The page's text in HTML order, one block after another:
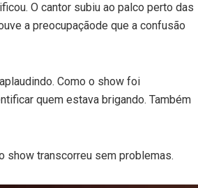
O cantor subiu ao palco perto das
a preocupaçãode que a confusão
Como o show foi
quem estava brigando. Também
show transcorreu sem problemas.